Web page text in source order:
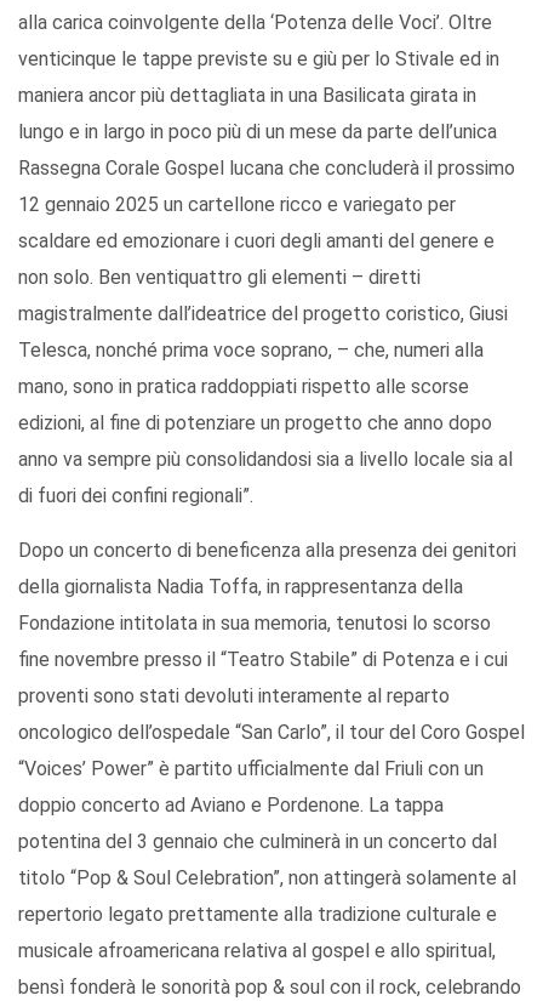
alla carica coinvolgente della ‘Potenza delle Voci’. Oltre
venticinque le tappe previste su e giù per lo Stivale ed in
maniera ancor più dettagliata in una Basilicata girata in
lungo e in largo in poco più di un mese da parte dell’unica
Rassegna Corale Gospel lucana che concluderà il prossimo
12 gennaio 2025 un cartellone ricco e variegato per
scaldare ed emozionare i cuori degli amanti del genere e
non solo. Ben ventiquattro gli elementi – diretti
magistralmente dall’ideatrice del progetto coristico, Giusi
Telesca, nonché prima voce soprano, – che, numeri alla
mano, sono in pratica raddoppiati rispetto alle scorse
edizioni, al fine di potenziare un progetto che anno dopo
anno va sempre più consolidandosi sia a livello locale sia al
di fuori dei confini regionali”.
Dopo un concerto di beneficenza alla presenza dei genitori
della giornalista Nadia Toffa, in rappresentanza della
Fondazione intitolata in sua memoria, tenutosi lo scorso
fine novembre presso il “Teatro Stabile” di Potenza e i cui
proventi sono stati devoluti interamente al reparto
oncologico dell’ospedale “San Carlo”, il tour del Coro Gospel
“Voices’ Power” è partito ufficialmente dal Friuli con un
doppio concerto ad Aviano e Pordenone. La tappa
potentina del 3 gennaio che culminerà in un concerto dal
titolo “Pop & Soul Celebration”, non attingerà solamente al
repertorio legato prettamente alla tradizione culturale e
musicale afroamericana relativa al gospel e allo spiritual,
bensì fonderà le sonorità pop & soul con il rock, celebrando